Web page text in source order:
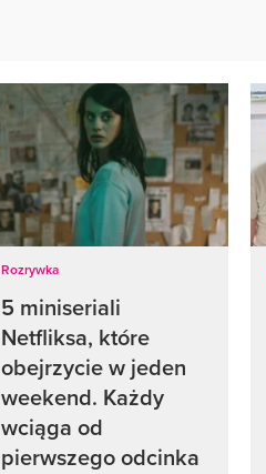
Rozrywka
5 miniseriali
Netfliksa, które
obejrzycie w jeden
weekend. Każdy
wciąga od
pierwszego odcinka